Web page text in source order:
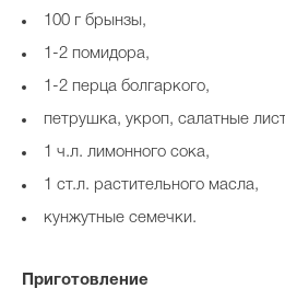
100 г брынзы,
1-2 помидора,
1-2 перца болгаркого,
петрушка, укроп, салатные
1 ч.л. лимонного сока,
1 ст.л. растительного масла,
кунжутные семечки.
Приготовление